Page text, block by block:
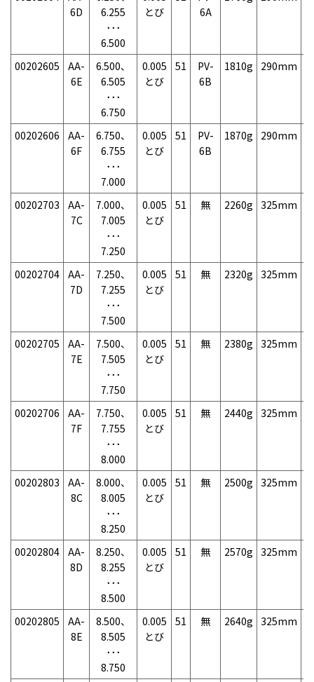
6D
6.255
･･･
6.500
とび
6A
00202605
AA-
6E
6.500、
6.505
･･･
6.750
0.005
とび
51
PV-
6B
1810g 290mm
00202606
AA-
6F
6.750、
6.755
･･･
7.000
0.005
とび
51
PV-
6B
1870g 290mm
00202703
AA-
7C
7.000、
7.005
･･･
7.250
0.005
とび
51 無 2260g 325mm
00202704 AA-
7D
7.250、
7.255
･･･
7.500
0.005
とび
51 無 2320g 325mm
00202705
AA-
7E
7.500、
7.505
･･･
7.750
0.005
とび
51 無 2380g 325mm
00202706
AA-
7F
7.750、
7.755
･･･
8.000
0.005
とび
51 無 2440g 325mm
00202803
AA-
8C
8.000、
8.005
･･･
8.250
0.005
とび
51 無 2500g 325mm
00202804 AA-
8D
8.250、
8.255
･･･
8.500
0.005
とび
51 無 2570g 325mm
00202805
AA-
8E
8.500、
8.505
･･･
8.750
0.005
とび
51 無 2640g 325mm